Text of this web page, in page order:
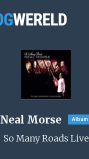
Neal Morse Album
So Many Roads Live